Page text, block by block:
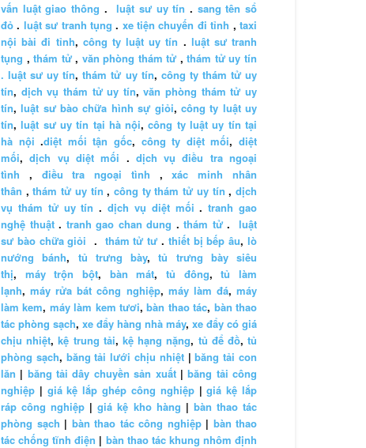
vấn luật giao thông .luật sư uy tín . sang tên sổ
đỏ . luật sư tranh tụng . xe tiện chuyến đi tỉnh ,taxi
nội bài đi tỉnh, công ty luật uy tín . luật sư tranh
tụng ,thám tử, văn phòng thám tử ,thám tử uy tín
. luật sư uy tín,thám tử uy tín, công ty thám tử uy
tín, dịch vụ thám tử uy tín,văn phòng thám tử uy
tín,luật sư bào chữa hình sự giỏi, công ty luật uy
tín,luật sư uy tín tại hà nội,công ty luật uy tín tại
hà nội.diệt mối tận gốc, công ty diệt mối,diệt
mối,dịch vụ diệt mối . dịch vụ điều tra ngoại
tình , điều tra ngoại tình ,xác minh nhân
thân ,thám tử uy tín ,công ty thám tử uy tín ,dịch
vụ thám tử uy tín .dịch vụ diệt mối .tranh gao
nghệ thuật. tranh gao chan dung . thám tử. luật
sư bào chữa giỏi . thám tử tư . thiết bị bếp âu,lò
nướng bánh, tủ trưng bày,tủ trưng bày siêu
thị, máy trộn bột, bàn mát,tủ đông,tủ làm
lạnh,máy rửa bát công nghiệp, máy làm đá,máy
làm kem, máy làm kem tươi,bàn thao tác, bàn thao
tác phòng sạch, xe đẩy hàng nhà máy, xe đẩy có giá
chịu nhiệt,kệ trung tải, kệ hạng nặng, tủ để đồ,tủ
phòng sạch, băng tải lưới chịu nhiệt|băng tải con
lăn | băng tải dây chuyền sản xuất|băng tải công
nghiệp | giá kệ lắp ghép công nghiệp|giá kệ lắp
ráp công nghiệp |giá kệ kho hàng | bàn thao tác
phòng sạch | bàn thao tác công nghiệp| bàn thao
tác chống tĩnh điện | bàn thao tác khung nhôm định